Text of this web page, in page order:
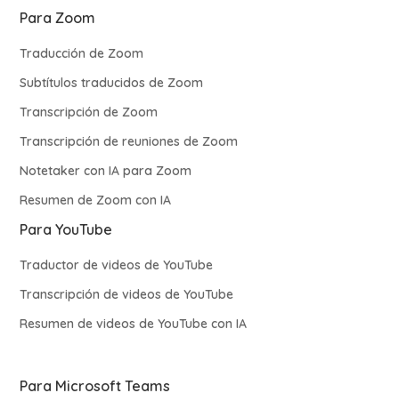
Para Zoom
Traducción de Zoom
Subtítulos traducidos de Zoom
Transcripción de Zoom
Transcripción de reuniones de Zoom
Notetaker con IA para Zoom
Resumen de Zoom con IA
Para YouTube
Traductor de videos de YouTube
Transcripción de videos de YouTube
Resumen de videos de YouTube con IA
Para Microsoft Teams